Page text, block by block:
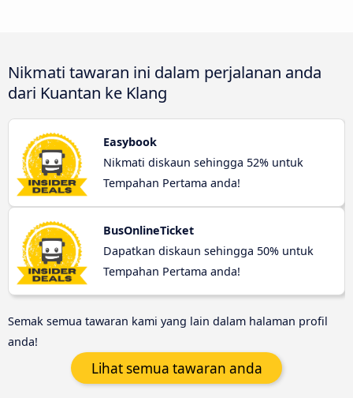
Nikmati tawaran ini dalam perjalanan anda
dari Kuantan ke Klang
Easybook
Nikmati diskaun sehingga 52% untuk
Tempahan Pertama anda!
BusOnlineTicket
Dapatkan diskaun sehingga 50% untuk
Tempahan Pertama anda!
Semak semua tawaran kami yang lain dalam halaman profil
anda!
Lihat semua tawaran anda